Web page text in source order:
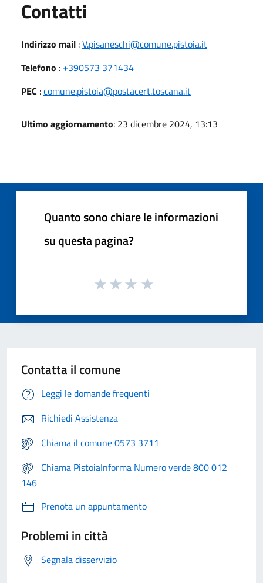
Contatti
Indirizzo mail :V.pisaneschi@comune.pistoia.it
Telefono : +390573 371434
PEC :comune.pistoia@postacert.toscana.it
Ultimo aggiornamento: 23 dicembre 2024, 13:13
Quanto sono chiare le informazioni
su questa pagina?
Contatta il comune
Leggi le domande frequenti
Richiedi Assistenza
Chiama il comune 0573 3711
Chiama PistoiaInforma Numero verde 800 012
146
Prenota un appuntamento
Problemi in città
Segnala disservizio